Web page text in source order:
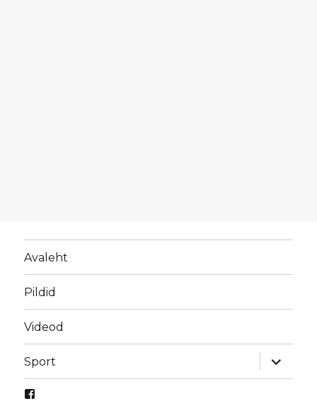
Avaleht
Pildid
Videod
Sport
laienda